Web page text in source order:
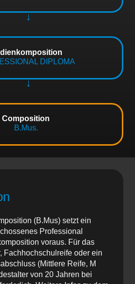
DIPLOMA
Composition
B.Mus.
(B.Mus) setzt ein
Professional
voraus. Für das
Fachhochschulreife oder ein
(Mittlere Reife, M
von 20 Jahren bei